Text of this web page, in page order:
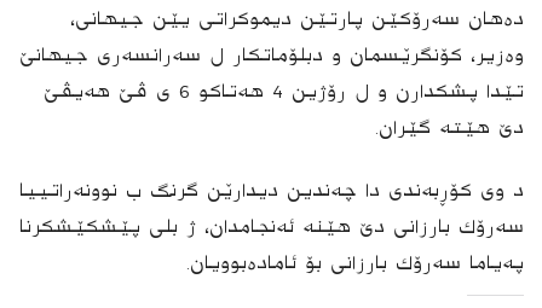
دەهان سەرۆکێن پارتێن دیموکراتی یێن جیهانی،
وەزیر، کۆنگرێسمان و دبلۆماتكار ل سەرانسەری جیهانێ
تێدا پشكدارن و ل رۆژین 4 هه‌تاكو 6 ی ڤێ هه‌یڤێ
دێ هێته‌ گێران.
د وی کۆڕبەندی دا چەندین دیدارێن گرنگ ب نوونەراتییا
سه‌رۆك بارزانی دێ هێنه‌ ئەنجامدان، ژ بلی پێشكێشكرنا
په‌یاما سه‌رۆك بارزانی بۆ ئاماده‌بوویان.